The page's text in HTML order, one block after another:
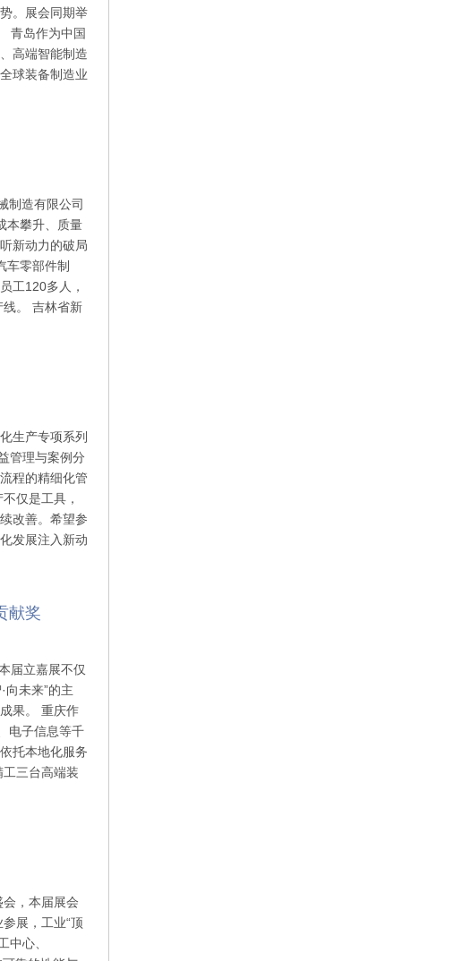
。展会同期举
青岛作为中国
高端智能制造
球装备制造业
制造有限公司
本攀升、质量
新动力的破局
车零部件制
工120多人，
。 吉林省新
生产专项系列
管理与案例分
程的精细化管
仅是工具，
改善。希望参
发展注入新动
献奖
届立嘉展不仅
向未来”的主
果。 重庆作
电子信息等千
托本地化服务
三台高端装
，本届展会
展，工业“顶
中心、